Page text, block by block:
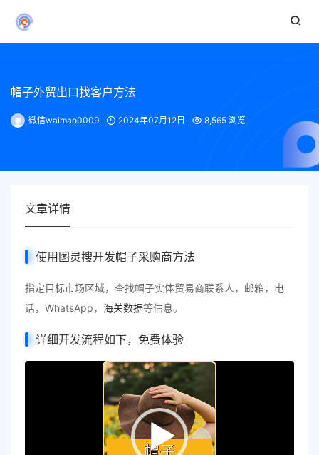
帽子外贸出口找客户方法
微信waimao0009 2024年07月12日 8,565 浏览
文章详情
使用图灵搜开发帽子采购商方法
指定目标市场区域，查找帽子实体贸易商联系人，邮箱，电
话，WhatsApp， 海关数据等信息。
详细开发流程如下，免费体验